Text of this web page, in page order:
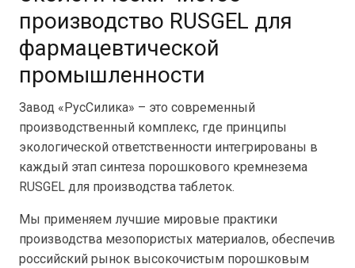
производство RUSGEL для
фармацевтической
промышленности
Завод «РусСилика» – это современный
производственный комплекс, где принципы
экологической ответственности интегрированы в
каждый этап синтеза порошкового кремнезема
RUSGEL для производства таблеток.
Мы применяем лучшие мировые практики
производства мезопористых материалов, обеспечив
российский рынок высокочистым порошковым